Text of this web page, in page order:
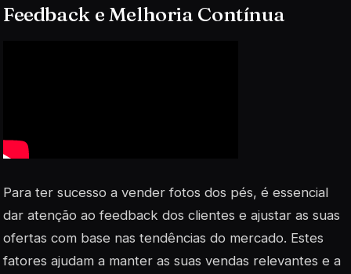
Feedback e Melhoria Contínua
Para ter sucesso a vender fotos dos pés, é essencial
dar atenção ao feedback dos clientes e ajustar as suas
ofertas com base nas tendências do mercado. Estes
fatores ajudam a manter as suas vendas relevantes e a